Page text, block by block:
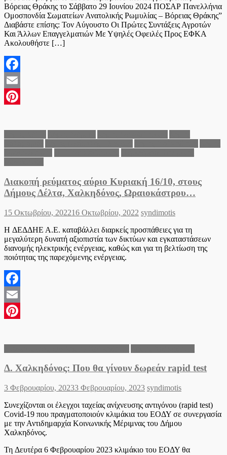
Βόρειας Θράκης το Σάββατο 29 Ιουνίου 2024 ΠΟΣΑΡ Πανελλήνια
Ομοσπονδία Σωματείων Ανατολικής Ρωμυλίας – Βόρειας Θράκης”
Διαβάστε επίσης: Τον Αύγουστο Οι Πρώτες Συντάξεις Αγροτών
Και Άλλων Επαγγελματιών Με Υψηλές Οφειλές Προς ΕΦΚΑ
Ακολουθήστε […]
Facebook
Email
Διακοπή ρεύματος αύριο Κυριακή 16/10, στους
Δήμους Δέλτα, Χαλκηδόνος, Ωραιοκάστρου…
Posted
15 Οκτωβρίου, 202216 Οκτωβρίου, 2022 Author
syndimotis
H ΔΕΔΔΗΕ Α.Ε. καταβάλλει διαρκείς προσπάθειες για τη
μεγαλύτερη δυνατή αξιοπιστία των δικτύων και εγκαταστάσεων
διανομής ηλεκτρικής ενέργειας, καθώς και για τη βελτίωση της
ποιότητας της παρεχόμενης ενέργειας.
Facebook
Email
Δ. Χαλκηδόνος: Που θα γίνουν δωρεάν rapid test
Posted
3 Φεβρουαρίου, 20233 Φεβρουαρίου, 2023 Author
syndimotis
Συνεχίζονται οι έλεγχοι ταχείας ανίχνευσης αντιγόνου (rapid test)
Covid-19 που πραγματοποιούν κλιμάκια του ΕΟΔΥ σε συνεργασία
με την Αντιδημαρχία Κοινωνικής Μέριμνας του Δήμου
Χαλκηδόνος.
Τη Δευτέρα 6 Φεβρουαρίου 2023 κλιμάκιο του ΕΟΔΥ θα